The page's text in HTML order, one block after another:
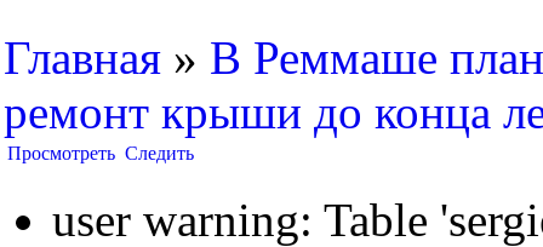
Главная » В Реммаше
ремонт крыши до конца
Просмотреть Следить
user warning: Table